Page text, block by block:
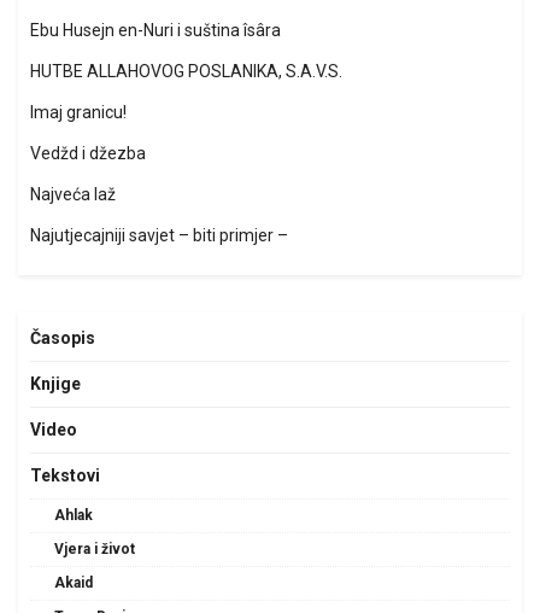
Ebu Husejn en-Nuri i suština îsâra
HUTBE ALLAHOVOG POSLANIKA, S.A.V.S.
Imaj granicu!
Vedžd i džezba
Najveća laž
Najutjecajniji savjet – biti primjer –
Časopis
Knjige
Video
Tekstovi
Ahlak
Vjera i život
Akaid